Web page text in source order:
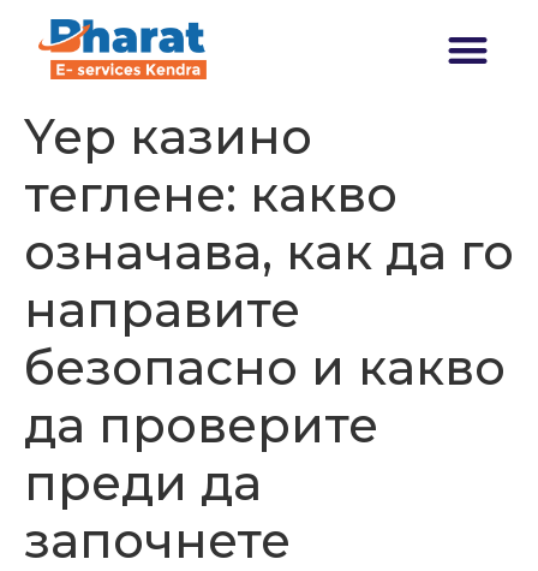
Yep казино
теглене: какво
означава, как да го
направите
безопасно и какво
да проверите
преди да
започнете